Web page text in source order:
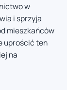
w
i sprzyja
mieszkańców
uprościć ten
na